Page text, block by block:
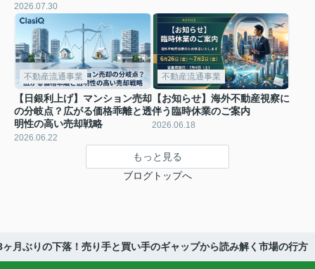
2026.07.30
不動産流通事業
【日銀利上げ】マンション売却
の分岐点？広がる価格乖離と透
明性の高い売却戦略
2026.06.22
不動産流通事業
【お知らせ】海外不動産視察に
伴う臨時休業のご案内
2026.06.18
もっと見る
ブログトップへ
月ぶりの下落！売り手と買い手のギャップから読み解く市場の行方